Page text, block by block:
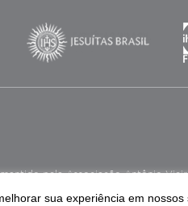
pela Associação Antônio
sua experiência em